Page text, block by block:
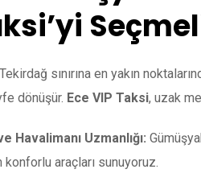
sınırına en yakın
dönüşür. Ece VIP Taksi, uzak
Havalimanı Uzmanlığı:
araçları sunuyoruz.